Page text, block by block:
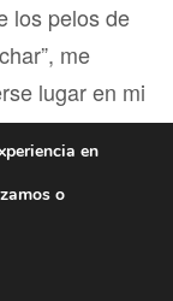
los pelos de
me
lugar en mi
todo”,
Y su
nada. El
en
o